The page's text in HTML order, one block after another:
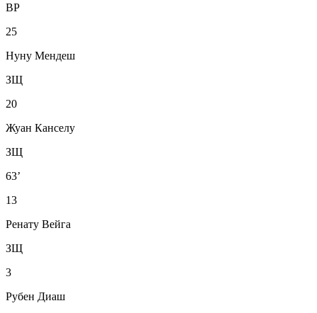
ВР
25
Нуну Мендеш
ЗЩ
20
Жуан Канселу
ЗЩ
63’
13
Ренату Вейга
ЗЩ
3
Рубен Диаш